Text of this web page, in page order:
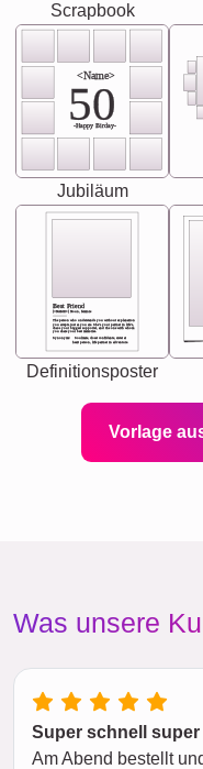
Scrapbook
<Name>
50
-Happy Birday-
Jubiläum
Best Friend
[<NAME>] Noun, feminie
Synonyms: Soulmate, closet confidante, sister at
heart person, life partner in adventure.
The person who understands you without explanation
you accepts just as you are. She's your partner in life's,
chaos your biggest supporter, and the one with whom
you share your best memories.
Definitionsposter
Vorlage
Was unsere
Super schnell
Am Abend bestellt